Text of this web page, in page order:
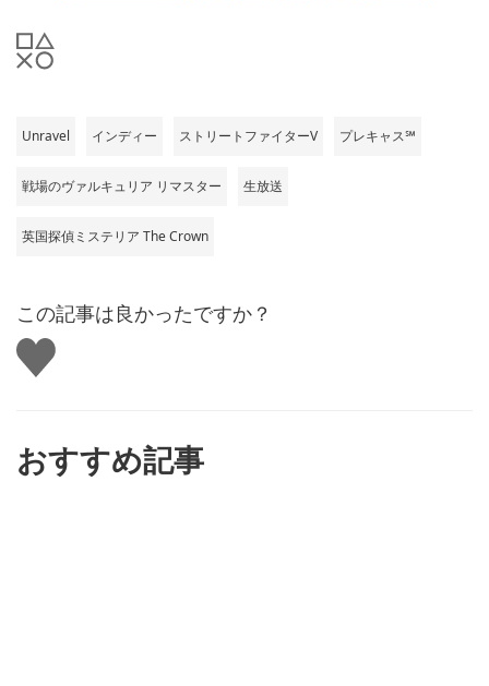
Unravel インディー ストリートファイターV プレキャス℠
戦場のヴァルキュリア リマスター 生放送
英国探偵ミステリア The Crown
この記事は良かったですか？
い
い
おすすめ記事